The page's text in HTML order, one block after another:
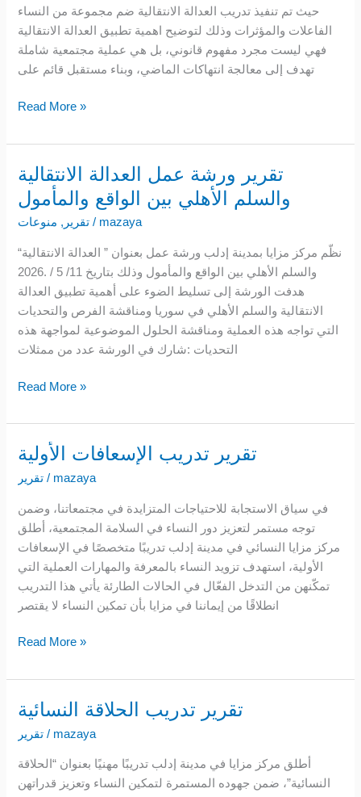
حيث تم تنفيذ تدريب العدالة الانتقالية ضم مجموعة من النساء
الفاعلات والمؤثرات وذلك لتوضيح اهمية تطبيق العدالة الانتقالية
فهي ليست مجرد مفهوم قانوني، بل هي عملية مجتمعية شاملة
تهدف إلى معالجة انتهاكات الماضي، وبناء مستقبل قائم على
Read More »
تقرير ورشة عمل العدالة الانتقالية
والسلم الأهلي بين الواقع والمأمول
تقرير , منوعات / mazaya
“نظّم مركز مزايا بمدينة إدلب ورشة عمل بعنوان ” العدالة الانتقالية
والسلم الأهلي بين الواقع والمأمول وذلك بتاريخ 11/ 5 / .2026
هدفت الورشة إلى تسليط الضوء على أهمية تطبيق العدالة
الانتقالية والسلم الأهلي في سوريا ومناقشة الفرص والتحديات
التي تواجه هذه العملية ومناقشة الحلول الموضوعية لمواجهة هذه
التحديات :شارك في الورشة عدد من ممثلات
تقرير
ورشة
عمل
العدالة
الانتقالية
والسلم
الأهلي
بين
الواقع
والمأمول
Read More »
تقرير تدريب الإسعافات الأولية
تقرير / mazaya
في سياق الاستجابة للاحتياجات المتزايدة في مجتمعاتنا، وضمن
توجه مستمر لتعزيز دور النساء في السلامة المجتمعية، أطلق
مركز مزايا النسائي في مدينة إدلب تدريبًا متخصصًا في الإسعافات
الأولية، استهدف تزويد النساء بالمعرفة والمهارات العملية التي
تمكّنهن من التدخل الفعّال في الحالات الطارئة يأتي هذا التدريب
انطلاقًا من إيماننا في مزايا بأن تمكين النساء لا يقتصر
تقرير
الإسعافات
الأولية
Read More »
تقرير تدريب الحلاقة النسائية
تقرير / mazaya
أطلق مركز مزايا في مدينة إدلب تدريبًا مهنيًا بعنوان “الحلاقة
النسائية”، ضمن جهوده المستمرة لتمكين النساء وتعزيز قدراتهن
تقرير
الحلاقة
النسائية